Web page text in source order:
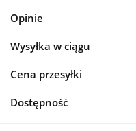
Opinie
Wysyłka w ciągu
Cena przesyłki
Dostępność